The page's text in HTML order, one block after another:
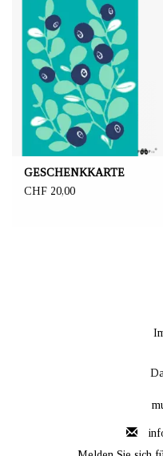
GESCHENKKARTE
CHF 20,00